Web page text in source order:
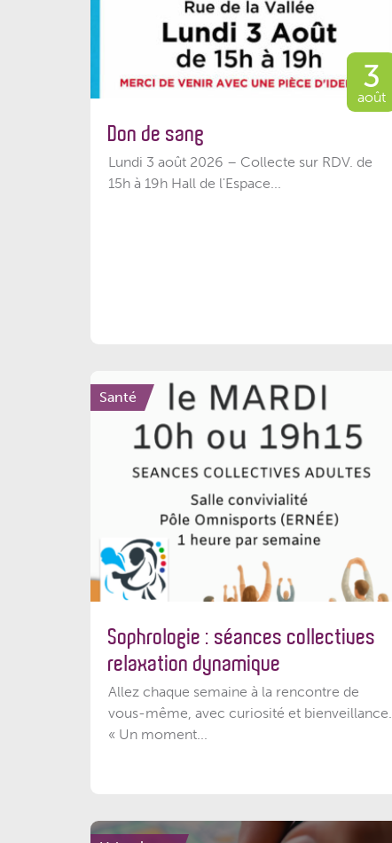
3
août
Don de sang
Lundi 3 août 2026 – Collecte sur RDV. de
15h à 19h Hall de l'Espace...
Santé
Sophrologie : séances collectives
relaxation dynamique
Allez chaque semaine à la rencontre de
vous-même, avec curiosité et bienveillance.
« Un moment...